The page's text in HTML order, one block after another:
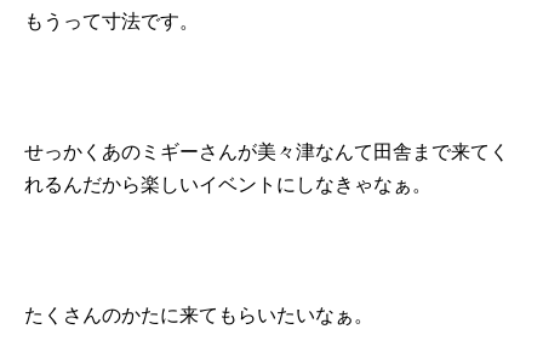
もうって寸法です。
せっかくあのミギーさんが美々津なんて田舎まで来てく
れるんだから楽しいイベントにしなきゃなぁ。
たくさんのかたに来てもらいたいなぁ。